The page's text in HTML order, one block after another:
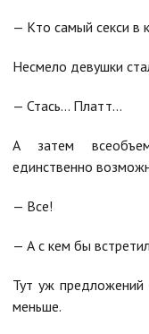
— Кто самый секси в
Несмело девушки
— Стась… Платт…
А затем
единственно
— Все!
— А с кем бы
Тут уж
меньше.